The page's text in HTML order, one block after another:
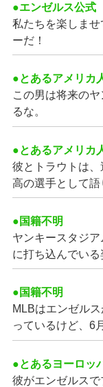
●エンゼルス公式
私たちを楽しま
ーだ！
●とあるアメリカ
この男は将来の
るな。
●とあるアメリカ
彼とトラウトは
高の選手として語
●国籍不明
ヤンキースタジ
に打ち込んでいる
●国籍不明
MLBはエンゼル
っているけど、6
●とあるヨーロッ
彼がエンゼルス